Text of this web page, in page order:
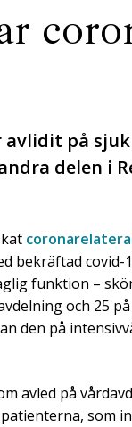
på
delen i
bekräftad
funktion –
och 25
den på
avled på